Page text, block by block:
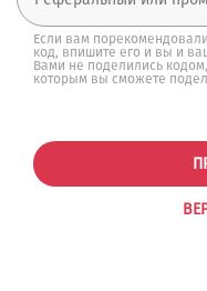
Если вам
код, впишите его и вы и
Вами не поделились
которым вы сможете